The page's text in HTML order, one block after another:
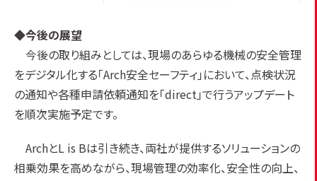
◆今後の展望
今後の取り組みとしては、現場のあらゆる機械の安全管理
をデジタル化する「Arch安全セーフティ」において、点検状況
の通知や各種申請依頼通知を「direct」で行うアップデート
を順次実施予定です。
ArchとL is Bは引き続き、両社が提供するソリューションの
相乗効果を高めながら、現場管理の効率化、安全性の向上、